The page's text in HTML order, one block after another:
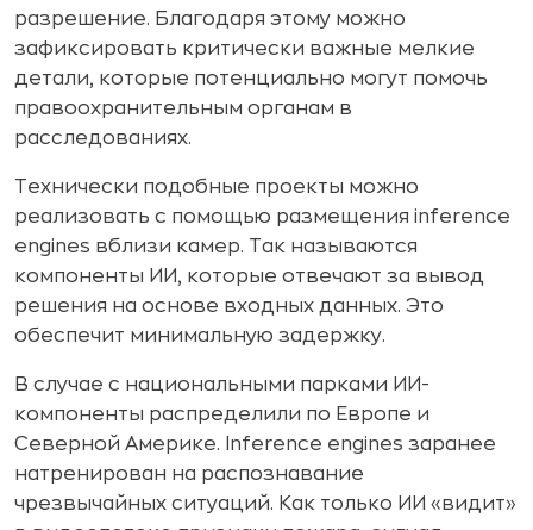
разрешение. Благодаря этому можно
зафиксировать критически важные мелкие
детали, которые потенциально могут помочь
правоохранительным органам в
расследованиях.
Технически подобные проекты можно
реализовать с помощью размещения inference
engines вблизи камер. Так называются
компоненты ИИ, которые отвечают за вывод
решения на основе входных данных. Это
обеспечит минимальную задержку.
В случае с национальными парками ИИ-
компоненты распределили по Европе и
Северной Америке. Inference engines заранее
натренирован на распознавание
чрезвычайных ситуаций. Как только ИИ «видит»